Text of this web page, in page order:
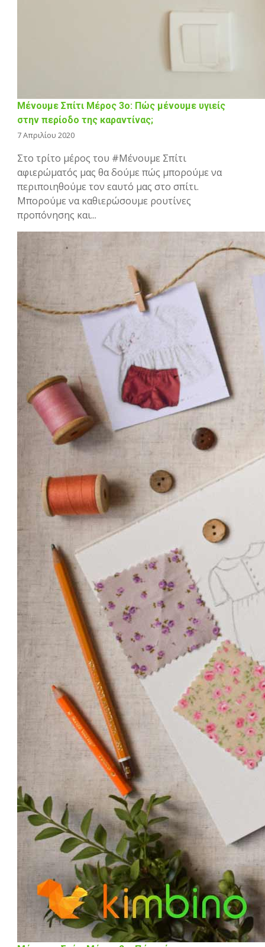
Μένουμε Σπίτι Μέρος 3ο: Πώς μένουμε υγιείς
στην περίοδο της καραντίνας;
7 Απριλίου 2020
Στο τρίτο μέρος του #Μένουμε Σπίτι
αφιερώματός μας θα δούμε πώς μπορούμε να
περιποιηθούμε τον εαυτό μας στο σπίτι.
Μπορούμε να καθιερώσουμε ρουτίνες
προπόνησης και...